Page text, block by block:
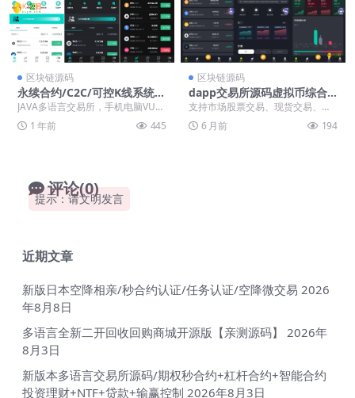
区块链源码
永续合约/C2C/可控K线系统 |
Java/Vue全栈开源 | 含矿池/
质押模块【多语言交易所源
码】
JAVA多语言交易所，手机电脑VUE
开源带源码 系统功能：永续合约、
交割合约、现...
1 年前 445
区块链源码
dapp交易所源码虚拟币综合
股票交易所源码 支持跟单 直
播【海外多语言区块链交易所
系统源码】
支持市场股票交易、现货交易、合
约交易、期货交易、期权交易+交割
+矿机等等核心功能...
6 月前 194
评论(0)
提示：请文明发言
近期文章
新版日本空降相亲/秒合约认证/任务认证/空降微交易 2026
年8月8日
多语言全新二开回收回购商城开源版【亲测源码】
2026年
8月3日
新版本多语言交易所源码/期权秒合约+杠杆合约+智能合约
投资理财+NTF+贷款+输赢控制 2026年8月3日